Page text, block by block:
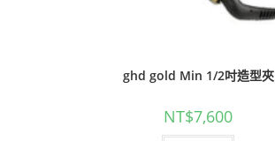
ghd gold Min 1/2吋造型夾
NT$7,600